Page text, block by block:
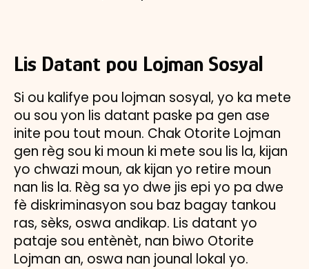
Lis Datant pou Lojman Sosyal
Si ou kalifye pou lojman sosyal, yo ka mete
ou sou yon lis datant paske pa gen ase
inite pou tout moun. Chak Otorite Lojman
gen règ sou ki moun ki mete sou lis la, kijan
yo chwazi moun, ak kijan yo retire moun
nan lis la. Règ sa yo dwe jis epi yo pa dwe
fè diskriminasyon sou baz bagay tankou
ras, sèks, oswa andikap. Lis datant yo
pataje sou entènèt, nan biwo Otorite
Lojman an, oswa nan jounal lokal yo.